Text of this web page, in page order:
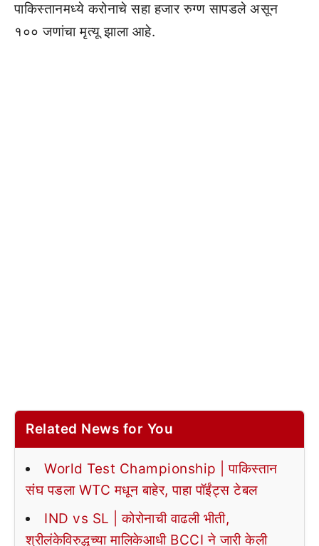
पाकिस्तानमध्ये करोनाचे सहा हजार रुग्ण सापडले असून
१०० जणांचा मृत्यू झाला आहे.
Related News for You
World Test Championship | पाकिस्तान
संघ पडला WTC मधून बाहेर, पाहा पॉईंट्स टेबल
IND vs SL | कोरोनाची वाढली भीती,
श्रीलंकेविरुद्धच्या मालिकेआधी BCCI ने जारी केली